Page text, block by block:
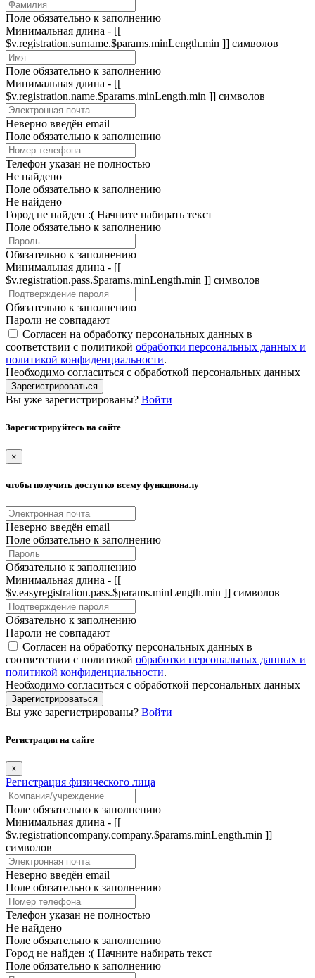
Поле обязательно к заполнению
Минимальная длина - [[
$v.registration.surname.$params.minLength.min ]] символов
Поле обязательно к заполнению
Минимальная длина - [[
$v.registration.name.$params.minLength.min ]] символов
Неверно введён email
Поле обязательно к заполнению
Телефон указан не полностью
Не найдено
Поле обязательно к заполнению
Не найдено
Город не найден :( Начните набирать текст
Поле обязательно к заполнению
Обязательно к заполнению
Минимальная длина - [[
$v.registration.pass.$params.minLength.min ]] символов
Обязательно к заполнению
Пароли не совпадают
Согласен на обработку персональных данных в
соответствии с политикой обработки персональных данных и
политикой конфиденциальности.
Необходимо согласиться с обработкой персональных данных
Зарегистрироваться
Вы уже зарегистрированы? Войти
Зарегистрируйтесь на сайте
×
чтобы получить доступ ко всему функционалу
Неверно введён email
Поле обязательно к заполнению
Обязательно к заполнению
Минимальная длина - [[
$v.easyregistration.pass.$params.minLength.min ]] символов
Обязательно к заполнению
Пароли не совпадают
Согласен на обработку персональных данных в
соответствии с политикой обработки персональных данных и
политикой конфиденциальности.
Необходимо согласиться с обработкой персональных данных
Зарегистрироваться
Вы уже зарегистрированы? Войти
Регистрация на сайте
×
Регистрация физического лица
Поле обязательно к заполнению
Минимальная длина - [[
$v.registrationcompany.company.$params.minLength.min ]]
символов
Неверно введён email
Поле обязательно к заполнению
Телефон указан не полностью
Не найдено
Поле обязательно к заполнению
Город не найден :( Начните набирать текст
Поле обязательно к заполнению